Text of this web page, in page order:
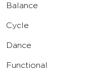
Balance
Cycle
Dance
Functional